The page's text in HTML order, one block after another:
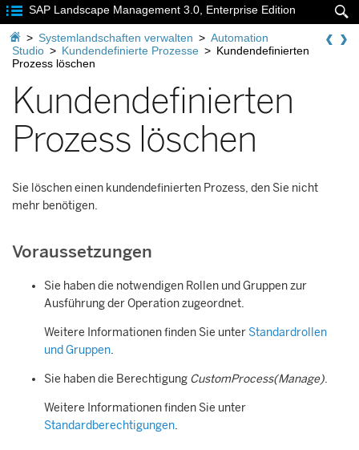

 SAP Landscape Management 3.0, Enterprise Edition
 > Systemlandschaften verwalten > Automation
Studio > Kundendefinierte Prozesse > Kundendefinierten
Prozess löschen
Kundendefinierten
Prozess löschen
Sie löschen einen kundendefinierten Prozess, den Sie nicht
mehr benötigen.
Voraussetzungen
Sie haben die notwendigen Rollen und Gruppen zur
Ausführung der Operation zugeordnet.
Weitere Informationen finden Sie unter Standardrollen
und Gruppen.
Sie haben die Berechtigung CustomProcess(Manage).
Weitere Informationen finden Sie unter
Standardberechtigungen.